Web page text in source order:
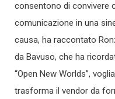
consentono di convivere
comunicazione in una
causa, ha raccontato
da Bavuso, che ha
“Open New Worlds”,
trasforma il vendor da